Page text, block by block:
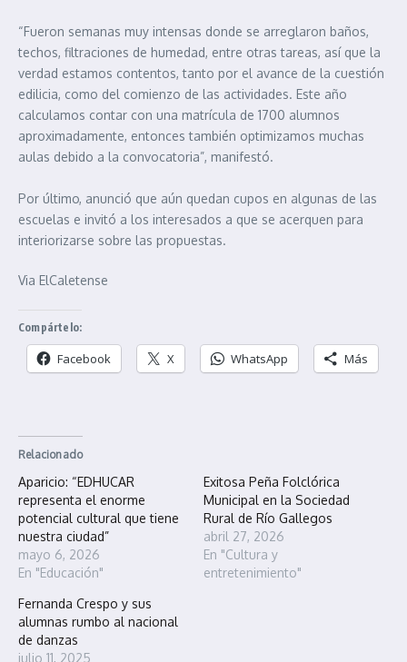
“Fueron semanas muy intensas donde se arreglaron baños,
techos, filtraciones de humedad, entre otras tareas, así que la
verdad estamos contentos, tanto por el avance de la cuestión
edilicia, como del comienzo de las actividades. Este año
calculamos contar con una matrícula de 1700 alumnos
aproximadamente, entonces también optimizamos muchas
aulas debido a la convocatoria”, manifestó.
Por último, anunció que aún quedan cupos en algunas de las
escuelas e invitó a los interesados a que se acerquen para
interiorizarse sobre las propuestas.
Via ElCaletense
Compártelo:
Facebook X WhatsApp Más
Relacionado
Aparicio: “EDHUCAR
representa el enorme
potencial cultural que tiene
nuestra ciudad”
mayo 6, 2026
En "Educación"
Exitosa Peña Folclórica
Municipal en la Sociedad
Rural de Río Gallegos
abril 27, 2026
En "Cultura y
entretenimiento"
Fernanda Crespo y sus
alumnas rumbo al nacional
de danzas
julio 11, 2025